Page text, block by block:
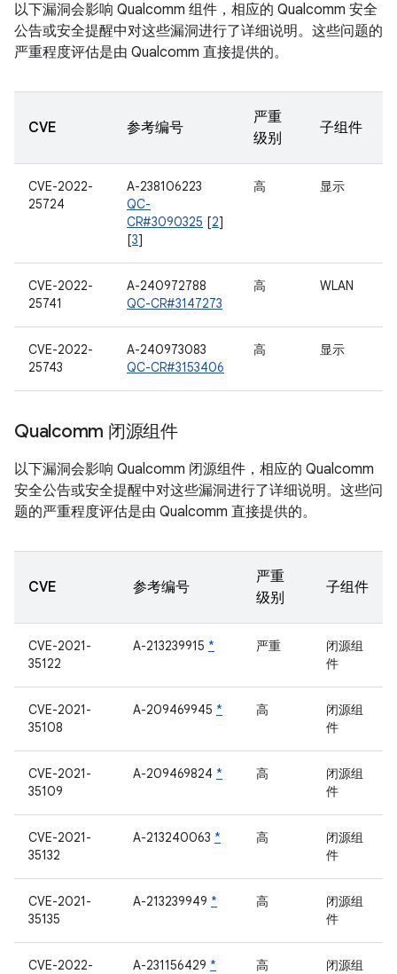
以下漏洞会影响 Qualcomm 组件，相应的 Qualcomm 安全
公告或安全提醒中对这些漏洞进行了详细说明。这些问题的
严重程度评估是由 Qualcomm 直接提供的。
CVE 参考编号
严重
级别
子组件
CVE-2022-
25724
A-238106223
QC-
CR#3090325 [2]
[3]
高 显示
CVE-2022-
25741
A-240972788
QC-CR#3147273
高 WLAN
CVE-2022-
25743
A-240973083
QC-CR#3153406
高 显示
Qualcomm 闭源组件
以下漏洞会影响 Qualcomm 闭源组件，相应的 Qualcomm
安全公告或安全提醒中对这些漏洞进行了详细说明。这些问
题的严重程度评估是由 Qualcomm 直接提供的。
CVE 参考编号
严重
级别
子组件
CVE-2021-
35122
A-213239915 * 严重
闭源组
件
CVE-2021-
35108
A-209469945 * 高
闭源组
件
CVE-2021-
35109
A-209469824 * 高
闭源组
件
CVE-2021-
35132
A-213240063 * 高
闭源组
件
CVE-2021-
35135
A-213239949 * 高
闭源组
件
CVE-2022-
A-231156429 * 高
闭源组